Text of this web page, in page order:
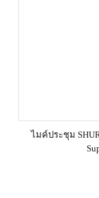
ไมค์ประชุม